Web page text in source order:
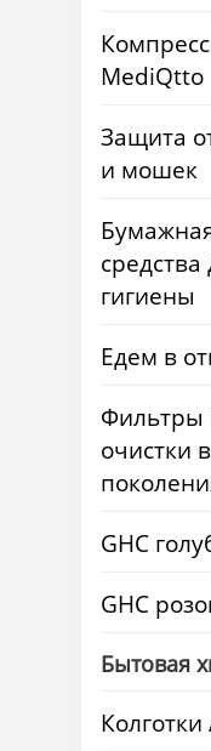
MediQtto
Защита
и мошек
гигиены
Едем в
Фильтры
очистки
GHC
GHC
Бытовая